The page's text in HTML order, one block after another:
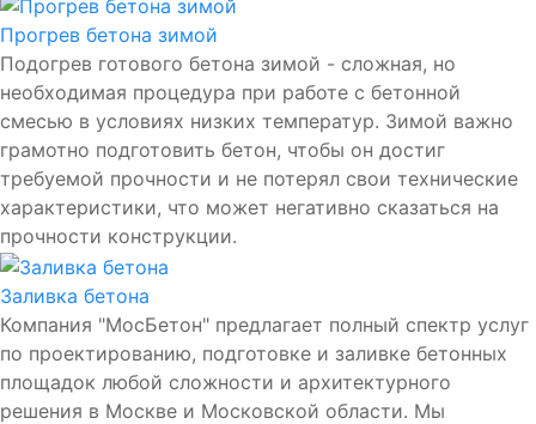
Прогрев бетона зимой
Подогрев готового бетона зимой - сложная, но
необходимая процедура при работе с бетонной
смесью в условиях низких температур. Зимой важно
грамотно подготовить бетон, чтобы он достиг
требуемой прочности и не потерял свои технические
характеристики, что может негативно сказаться на
прочности конструкции.
Заливка бетона
Компания "МосБетон" предлагает полный спектр услуг
по проектированию, подготовке и заливке бетонных
площадок любой сложности и архитектурного
решения в Москве и Московской области. Мы